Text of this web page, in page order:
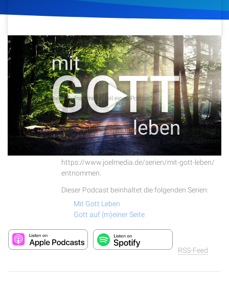
6. Mai 2020 727Klicks Download
Podcast Diese Aufnahme ist teil eines Podcasts
Tägliche Andachten
Täglich kurze 2-minütige Andachten aus der Bibel
für einen guten Start in den Tag. Diese Aufnahmen
sind einer Videoserie auf
https://www.joelmedia.de/serien/mit-gott-leben/
entnommen.
Dieser Podcast beinhaltet die folgenden Serien:
Mit Gott Leben
Gott auf (m)einer Seite
RSS-Feed
Artikel
Podcasts
Studienzentrum
Über Uns
Kontakt
Spenden